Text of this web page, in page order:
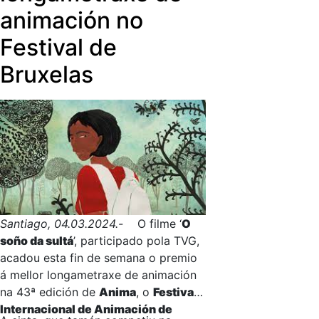
animación no
Festival de
Bruxelas
Santiago, 04.03.2024.- O filme ‘O
soño da sultá’, participado pola TVG,
acadou esta fin de semana o premio
á mellor longametraxe de animación
na 43ª edición de Anima, o Festival
Internacional de Animación de